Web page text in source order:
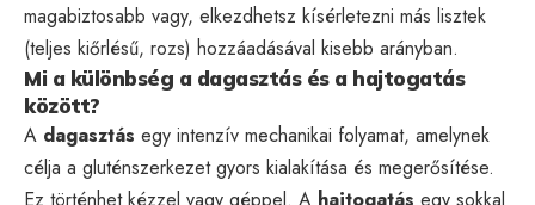
magabiztosabb vagy, elkezdhetsz kísérletezni más lisztek
(teljes kiőrlésű, rozs) hozzáadásával kisebb arányban.
Mi a különbség a dagasztás és a hajtogatás
között?
A dagasztás egy intenzív mechanikai folyamat, amelynek
célja a gluténszerkezet gyors kialakítása és megerősítése.
Ez történhet kézzel vagy géppel. A hajtogatás egy sokkal